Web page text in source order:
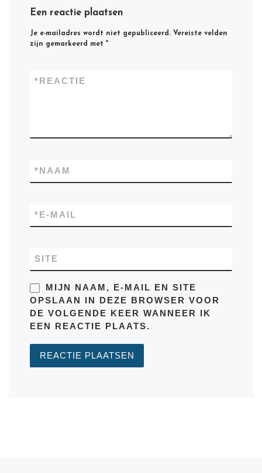
Een reactie plaatsen
Je e-mailadres wordt niet gepubliceerd. Vereiste velden
zijn gemarkeerd met*
REACTIE
*
NAAM
*
E-MAIL
*
SITE
MIJN NAAM, E-MAIL EN SITE
OPSLAAN IN DEZE BROWSER VOOR
DE VOLGENDE KEER WANNEER IK
EEN REACTIE PLAATS.